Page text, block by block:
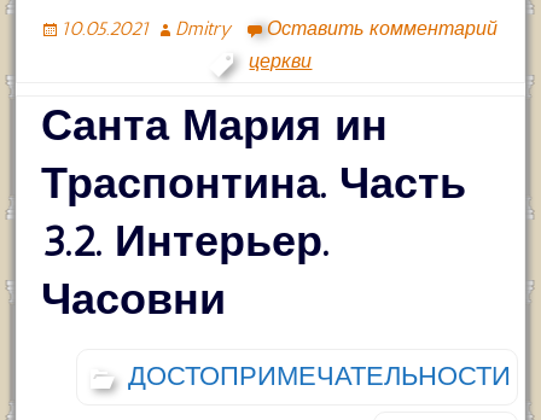
10.05.2021 Dmitry
Оставить комментарий
церкви
Санта Мария ин
Траспонтина. Часть
3.2. Интерьер.
Часовни
ДОСТОПРИМЕЧАТЕЛЬНОСТИ